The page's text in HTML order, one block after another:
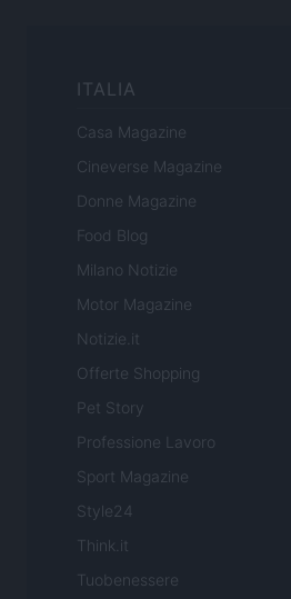
ITALIA
Casa Magazine
Cineverse Magazine
Donne Magazine
Food Blog
Milano Notizie
Motor Magazine
Notizie.it
Offerte Shopping
Pet Story
Professione Lavoro
Sport Magazine
Style24
Think.it
Tuobenessere